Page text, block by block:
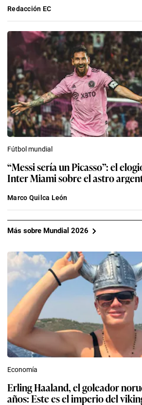
Redacción EC
Fútbol mundial
“Messi sería un Picasso”: el
Inter Miami sobre el astro
Marco Quilca León
Más sobre Mundial 2026
Economía
Erling Haaland, el goleador
años: Este es el imperio del